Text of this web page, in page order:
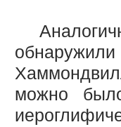
можно